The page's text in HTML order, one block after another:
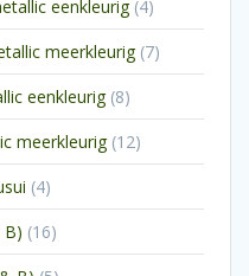
eenkleurig 44
producten
meerkleurig 77
producten
eenkleurig 88
producten
meerkleurig 1212
producten
44
producten
B) 1616
producten